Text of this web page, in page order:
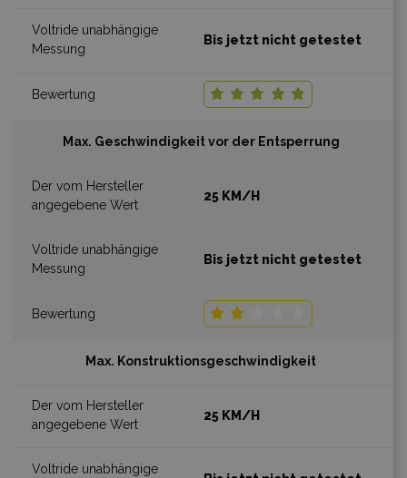
Bis jetzt nicht getestet
Max. Geschwindigkeit vor der Entsperrung
25 KM/H
Bis jetzt nicht getestet
Max. Konstruktionsgeschwindigkeit
25 KM/H